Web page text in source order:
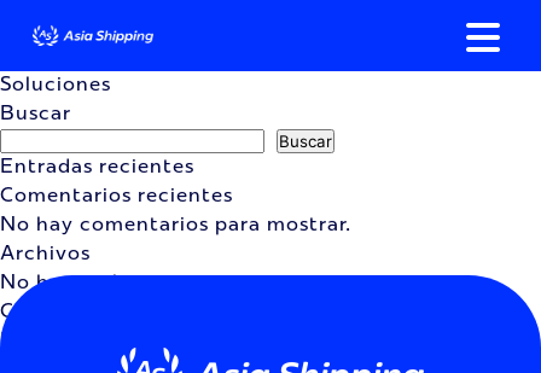
content
Soluciones
Buscar
Buscar
Entradas recientes
Comentarios recientes
No hay comentarios para mostrar.
Archivos
No hay archivos que mostrar.
Categorías
No hay categorías